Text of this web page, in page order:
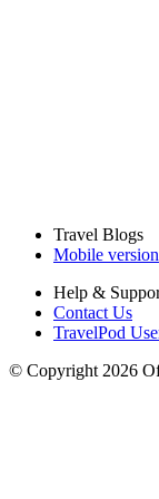
Travel Blogs
Mobile version
Help &
Contact Us
TravelPod
© Copyright 2026